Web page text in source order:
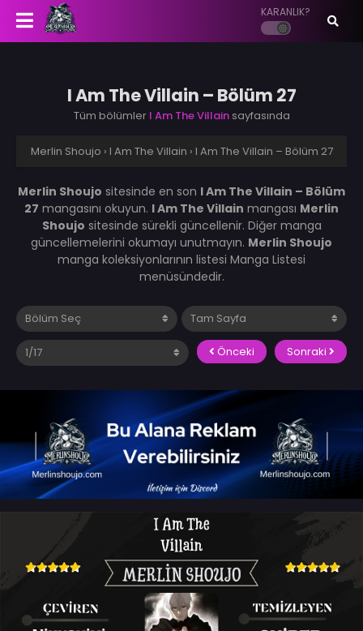
KARANLIK?
I Am The Villain – Bölüm 27
Tüm bölümler I Am The Villainsayfasında
Merlin Shoujo › I Am The Villain › I Am The Villain – Bölüm 27
Merlin Shoujo sitesinde en son I Am The Villain – Bölüm
27 mangasını okuyun. I Am The Villain mangası Merlin
Shoujo sitesinde sürekli güncellenir. Diğer manga
güncellemelerini okumayı unutmayın. Merlin Shoujo
manga koleksiyonlarının listesi Manga Listesi
menüsündedir.
Önceki Sonraki